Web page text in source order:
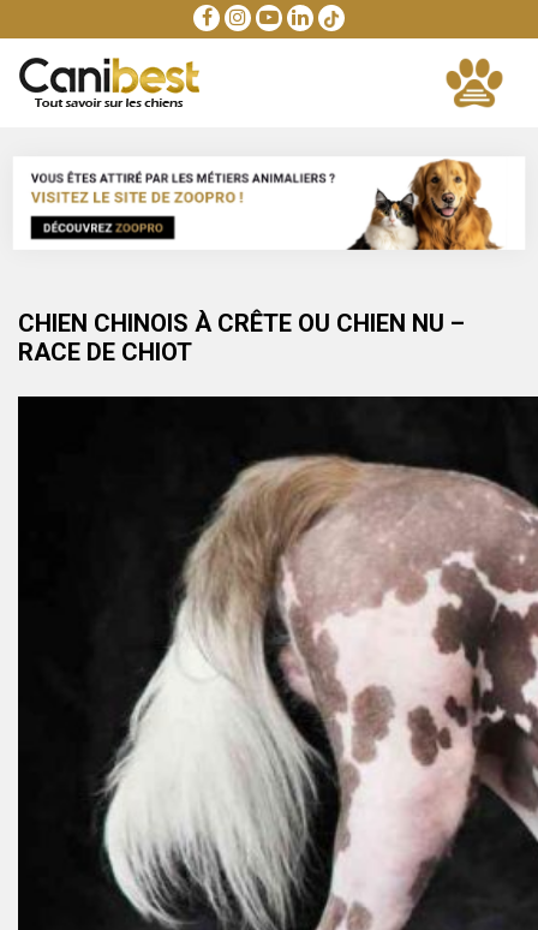
CHIEN CHINOIS À CRÊTE OU CHIEN NU –
RACE DE CHIOT